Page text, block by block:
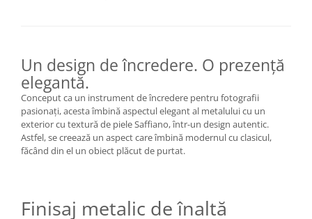
negru
diapozitive 35mm color
diapozitive late 120mm color
negative 35mm alb-negru
negative 35mm color
Un design de încredere. O prezență
elegantă.
Conceput ca un instrument de încredere pentru fotografii
pasionați, acesta îmbină aspectul elegant al metalului cu un
exterior cu textură de piele Saffiano, într-un design autentic.
Astfel, se creează un aspect care îmbină modernul cu clasicul,
făcând din el un obiect plăcut de purtat.
Finisaj metalic de înaltă